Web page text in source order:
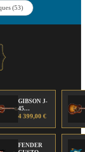
(53)
GIBSON J-
45
Anniversary
Edition
4 399,00 €
FENDER